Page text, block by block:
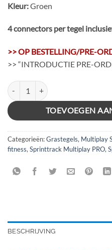
Kleur:Groen
4 connectors per tegel
>> OP BESTELLING/PRE-
>> “INTRODUCTIE PRE-
FIT ULTRA TURF - Groen -
TOEVOEGEN
Categorieën:Grastegels, Multiplay
fitness, Sprinttrack Multiplay PRO,
BESCHRIJVING